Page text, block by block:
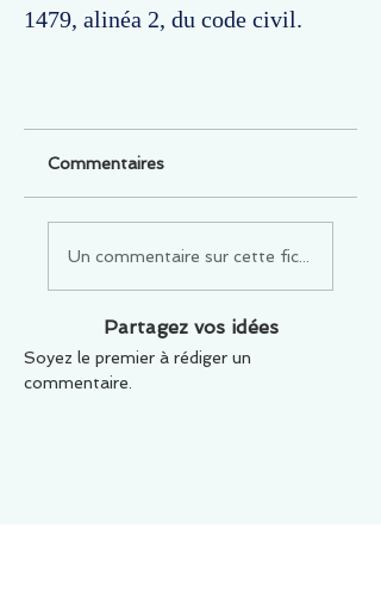
1479, alinéa 2, du code civil.
Commentaires
Un commentaire sur cette fiche ou cet
Partagez vos idées
Soyez le premier à rédiger un
commentaire.